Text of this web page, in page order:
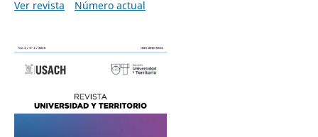
Ver revista
Número actual